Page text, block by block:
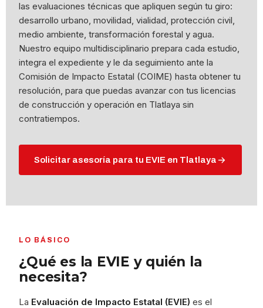
las evaluaciones técnicas que apliquen según tu giro:
desarrollo urbano, movilidad, vialidad, protección civil,
medio ambiente, transformación forestal y agua.
Nuestro equipo multidisciplinario prepara cada estudio,
integra el expediente y le da seguimiento ante la
Comisión de Impacto Estatal (COIME) hasta obtener tu
resolución, para que puedas avanzar con tus licencias
de construcción y operación en Tlatlaya sin
contratiempos.
Solicitar asesoría para tu EVIE en Tlatlaya
LO BÁSICO
¿Qué es la EVIE y quién la
necesita?
La Evaluación de Impacto Estatal (EVIE) es el